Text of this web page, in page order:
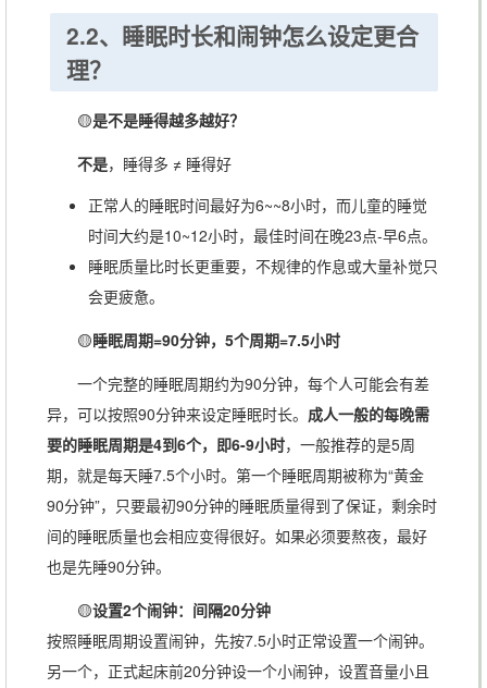
2.2、睡眠时长和闹钟怎么设定更合
理？
🟡是不是睡得越多越好？
不是，睡得多 ≠ 睡得好
正常人的睡眠时间最好为6~~8小时，而儿童的睡觉
时间大约是10~12小时，最佳时间在晚23点-早6点。
睡眠质量比时长更重要，不规律的作息或大量补觉只
会更疲惫。
🟡睡眠周期=90分钟，5个周期=7.5小时
一个完整的睡眠周期约为90分钟，每个人可能会有差
异，可以按照90分钟来设定睡眠时长。 成人一般的每晚需
要的睡眠周期是4到6个，即6-9小时，一般推荐的是5周
期，就是每天睡7.5个小时。第一个睡眠周期被称为“黄金
90分钟”，只要最初90分钟的睡眠质量得到了保证，剩余时
间的睡眠质量也会相应变得很好。如果必须要熬夜，最好
也是先睡90分钟。
🟡设置2个闹钟：间隔20分钟
按照睡眠周期设置闹钟，先按7.5小时正常设置一个闹钟。
另一个，正式起床前20分钟设一个小闹钟，设置音量小且